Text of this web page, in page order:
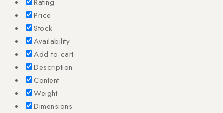
Rating
Price
Stock
Availability
Add to cart
Description
Content
Weight
Dimensions